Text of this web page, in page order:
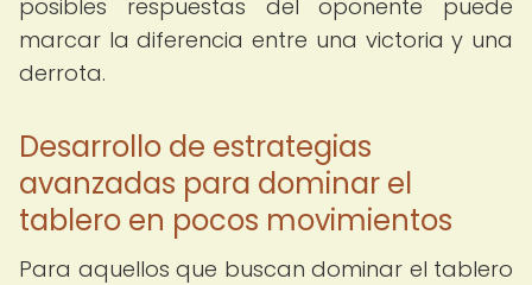
posibles respuestas del oponente puede
marcar la diferencia entre una victoria y una
derrota.
Desarrollo de estrategias
avanzadas para dominar el
tablero en pocos movimientos
Para aquellos que buscan dominar el tablero